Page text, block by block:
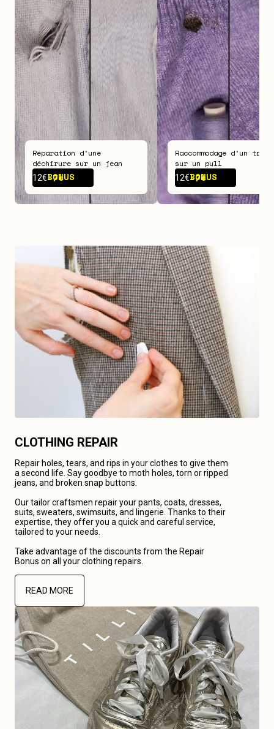
Réparation d‘une
déchirure sur un jean
12€BONUS -7€
Raccommodage d‘un trou
sur un pull
12€BONUS -7€
CLOTHING REPAIR
Repair holes, tears, and rips in your clothes to give them
a second life. Say goodbye to moth holes, torn or ripped
jeans, and broken snap buttons.
Our tailor craftsmen repair your pants, coats, dresses,
suits, sweaters, swimsuits, and lingerie. Thanks to their
expertise, they offer you a quick and careful service,
tailored to your needs.
Take advantage of the discounts from the Repair
Bonus on all your clothing repairs.
READ MORE